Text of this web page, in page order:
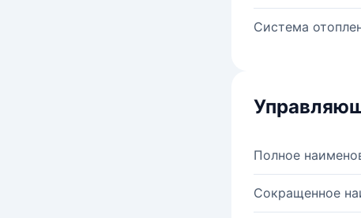
Система
Полное
Сокращенное